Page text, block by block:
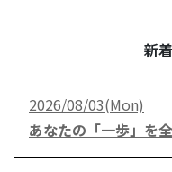
新
2026/08/03(Mon)
あなたの「一歩」を